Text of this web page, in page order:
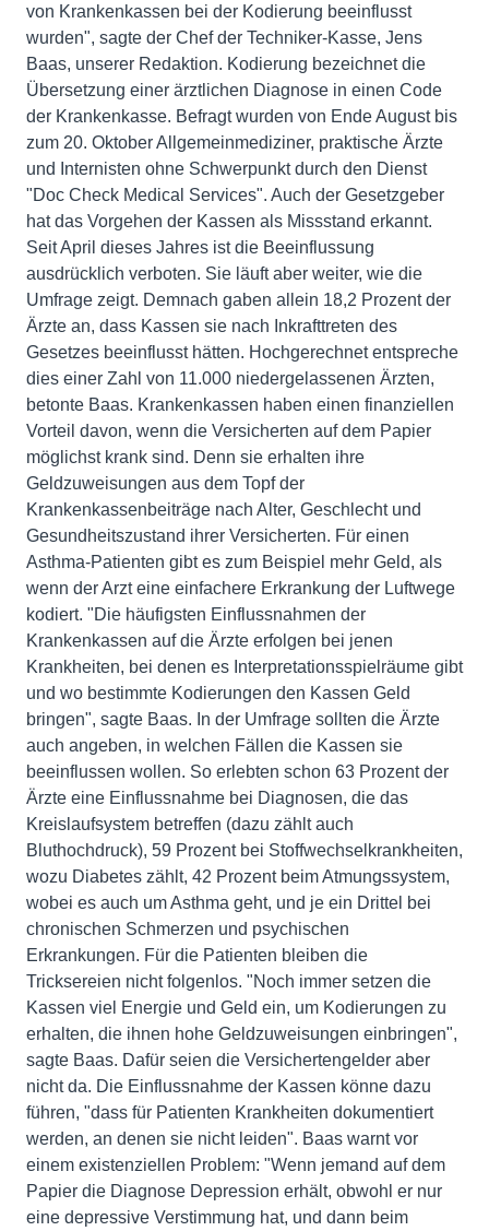
von Krankenkassen bei der Kodierung beeinflusst
wurden", sagte der Chef der Techniker-Kasse, Jens
Baas, unserer Redaktion. Kodierung bezeichnet die
Übersetzung einer ärztlichen Diagnose in einen Code
der Krankenkasse. Befragt wurden von Ende August bis
zum 20. Oktober Allgemeinmediziner, praktische Ärzte
und Internisten ohne Schwerpunkt durch den Dienst
"Doc Check Medical Services". Auch der Gesetzgeber
hat das Vorgehen der Kassen als Missstand erkannt.
Seit April dieses Jahres ist die Beeinflussung
ausdrücklich verboten. Sie läuft aber weiter, wie die
Umfrage zeigt. Demnach gaben allein 18,2 Prozent der
Ärzte an, dass Kassen sie nach Inkrafttreten des
Gesetzes beeinflusst hätten. Hochgerechnet entspreche
dies einer Zahl von 11.000 niedergelassenen Ärzten,
betonte Baas. Krankenkassen haben einen finanziellen
Vorteil davon, wenn die Versicherten auf dem Papier
möglichst krank sind. Denn sie erhalten ihre
Geldzuweisungen aus dem Topf der
Krankenkassenbeiträge nach Alter, Geschlecht und
Gesundheitszustand ihrer Versicherten. Für einen
Asthma-Patienten gibt es zum Beispiel mehr Geld, als
wenn der Arzt eine einfachere Erkrankung der Luftwege
kodiert. "Die häufigsten Einflussnahmen der
Krankenkassen auf die Ärzte erfolgen bei jenen
Krankheiten, bei denen es Interpretationsspielräume gibt
und wo bestimmte Kodierungen den Kassen Geld
bringen", sagte Baas. In der Umfrage sollten die Ärzte
auch angeben, in welchen Fällen die Kassen sie
beeinflussen wollen. So erlebten schon 63 Prozent der
Ärzte eine Einflussnahme bei Diagnosen, die das
Kreislaufsystem betreffen (dazu zählt auch
Bluthochdruck), 59 Prozent bei Stoffwechselkrankheiten,
wozu Diabetes zählt, 42 Prozent beim Atmungssystem,
wobei es auch um Asthma geht, und je ein Drittel bei
chronischen Schmerzen und psychischen
Erkrankungen. Für die Patienten bleiben die
Tricksereien nicht folgenlos. "Noch immer setzen die
Kassen viel Energie und Geld ein, um Kodierungen zu
erhalten, die ihnen hohe Geldzuweisungen einbringen",
sagte Baas. Dafür seien die Versichertengelder aber
nicht da. Die Einflussnahme der Kassen könne dazu
führen, "dass für Patienten Krankheiten dokumentiert
werden, an denen sie nicht leiden". Baas warnt vor
einem existenziellen Problem: "Wenn jemand auf dem
Papier die Diagnose Depression erhält, obwohl er nur
eine depressive Verstimmung hat, und dann beim